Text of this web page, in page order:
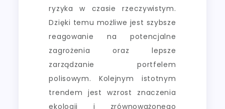
ryzyka w czasie rzeczywistym.
Dzięki temu możliwe jest szybsze
reagowanie na potencjalne
zagrożenia oraz lepsze
zarządzanie portfelem
polisowym. Kolejnym istotnym
trendem jest wzrost znaczenia
ekologii i zrównoważonego